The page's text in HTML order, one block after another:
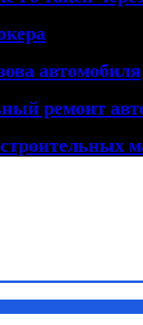
автомобиля
ремонт